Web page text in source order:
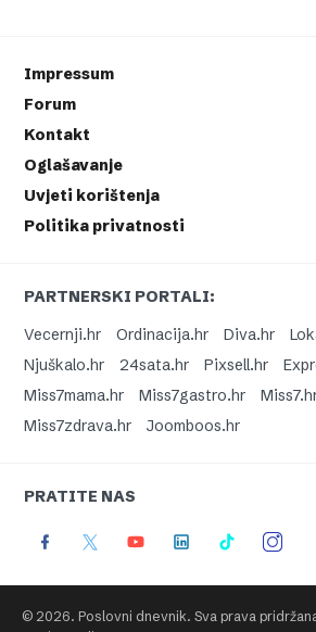
Impressum
Forum
Kontakt
Oglašavanje
Uvjeti korištenja
Politika privatnosti
PARTNERSKI PORTALI:
Vecernji.hr
Ordinacija.hr Diva.hr
Njuškalo.hr
24sata.hr Pixsell.hr
Miss7mama.hr
Miss7gastro.hr
Miss7zdrava.hr
Joomboos.hr
PRATITE NAS
© 2026. Poslovni dnevnik. Sva prava